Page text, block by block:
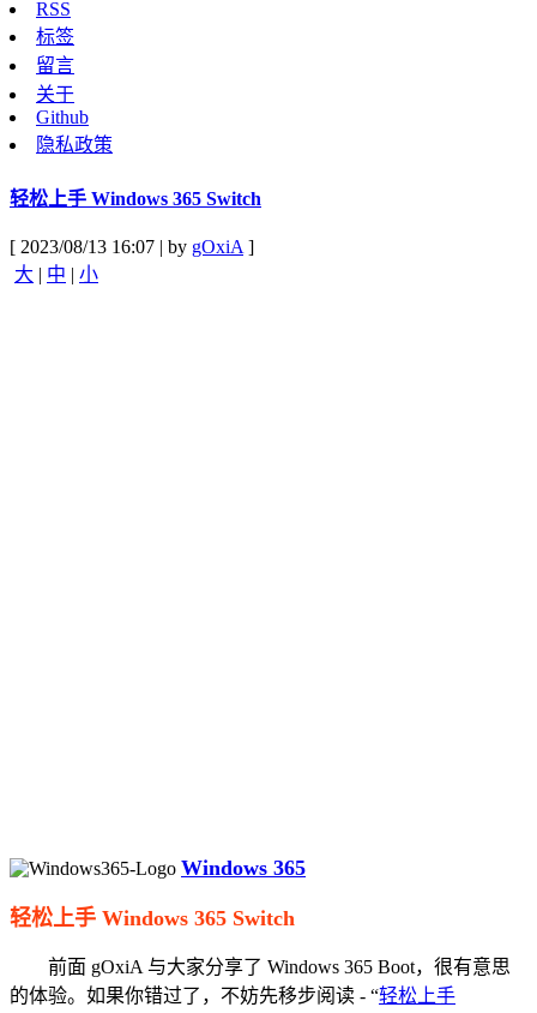
RSS
标签
留言
关于
Github
隐私政策
轻松上手 Windows 365 Switch
[ 2023/08/13 16:07 | by gOxiA]
大 | 中 | 小
Windows 365
轻松上手 Windows 365 Switch
前面 gOxiA 与大家分享了 Windows 365 Boot，很有意思
的体验。如果你错过了，不妨先移步阅读 - “轻松上手